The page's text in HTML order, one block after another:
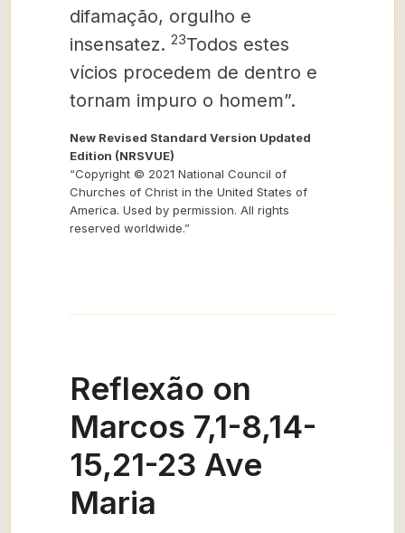
difamação, orgulho e
insensatez. 23Todos estes
vícios procedem de dentro e
tornam impuro o homem”.
New Revised Standard Version Updated
Edition (NRSVUE)
“Copyright © 2021 National Council of
Churches of Christ in the United States of
America. Used by permission. All rights
reserved worldwide.”
Reflexão on
Marcos 7,1-8,14-
15,21-23 Ave
Maria